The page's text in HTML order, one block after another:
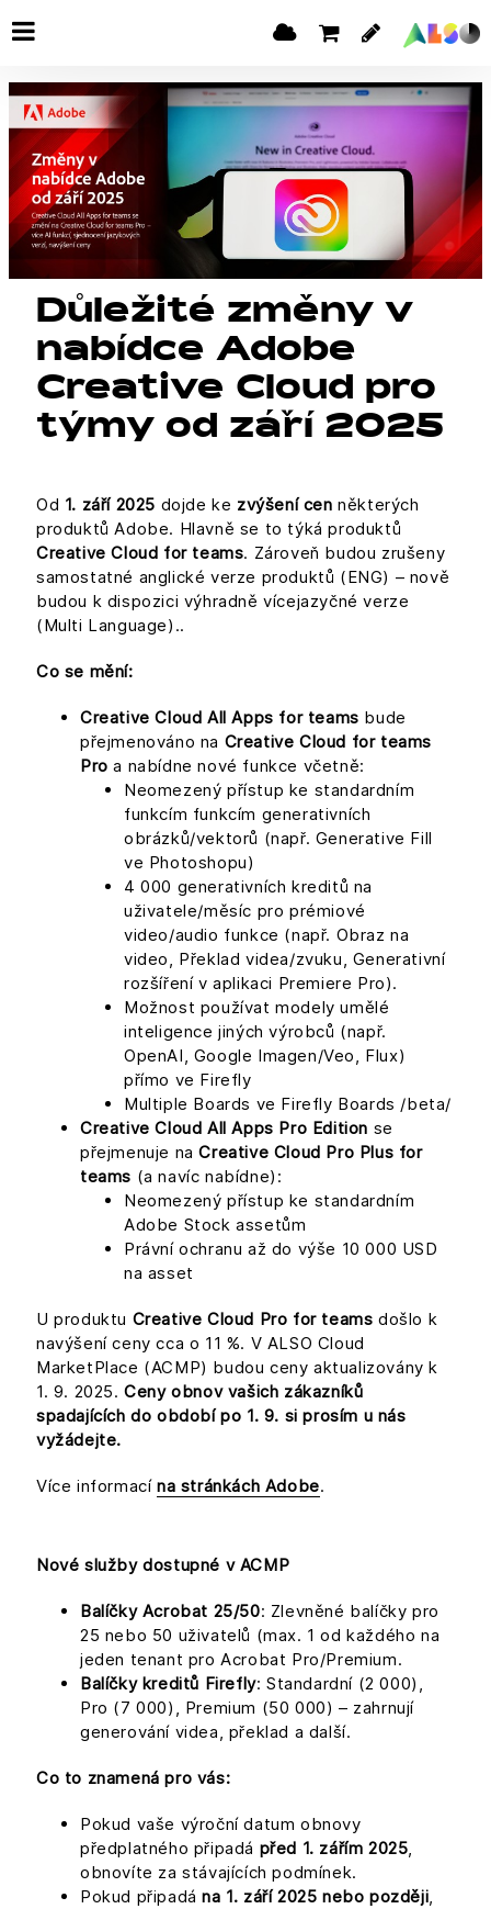
Důležité změny v
nabídce Adobe
Creative Cloud pro
týmy od září 2025
Od 1. září 2025 dojde ke zvýšení cen některých
produktů Adobe. Hlavně se to týká produktů
Creative Cloud for teams. Zároveň budou zrušeny
samostatné anglické verze produktů (ENG) – nově
budou k dispozici výhradně vícejazyčné verze
(Multi Language)..
Co se mění:
Creative Cloud All Apps for teams bude
přejmenováno na Creative Cloud for teams
Proa nabídne nové funkce včetně:
Neomezený přístup ke standardním
funkcím funkcím generativních
obrázků/vektorů (např. Generative Fill
ve Photoshopu)
4 000 generativních kreditů na
uživatele/měsíc pro prémiové
video/audio funkce (např. Obraz na
video, Překlad videa/zvuku, Generativní
rozšíření v aplikaci Premiere Pro).
Možnost používat modely umělé
inteligence jiných výrobců (např.
OpenAI, Google Imagen/Veo, Flux)
přímo ve Firefly
Multiple Boards ve Firefly Boards /beta/
Creative Cloud All Apps Pro Edition se
přejmenuje naCreative Cloud Pro Plus for
teams (a navíc nabídne):
Neomezený přístup ke standardním
Adobe Stock assetům
Právní ochranu až do výše 10 000 USD
na asset
U produktu Creative Cloud Pro for teams došlo k
navýšení ceny cca o 11 %. V ALSO Cloud
MarketPlace (ACMP) budou ceny aktualizovány k
1. 9. 2025.Ceny obnov vašich zákazníků
spadajících do období po 1. 9. si prosím u nás
vyžádejte.
Více informací na stránkách Adobe.
Nové služby dostupné v ACMP
Balíčky Acrobat 25/50: Zlevněné balíčky pro
25 nebo 50 uživatelů (max. 1 od každého na
jeden tenant pro Acrobat Pro/Premium.
Balíčky kreditů Firefly: Standardní (2 000),
Pro (7 000), Premium (50 000) – zahrnují
generování videa, překlad a další.
Co to znamená pro vás:
Pokud vaše výroční datum obnovy
předplatného připadá před 1. zářím 2025,
obnovíte za stávajících podmínek.
Pokud připadána 1. září 2025 nebo později,